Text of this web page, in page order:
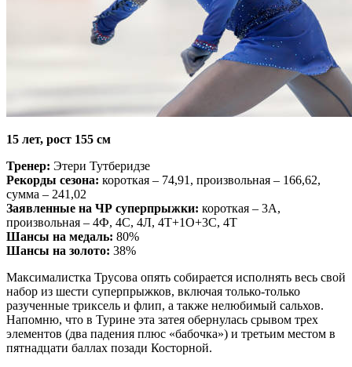
15 лет, рост 155 см
Тренер: Этери Тутберидзе
Рекорды сезона: короткая – 74,91, произвольная – 166,62,
сумма – 241,02
Заявленные на ЧР суперпрыжки: короткая – 3А,
произвольная – 4Ф, 4С, 4Л, 4Т+1О+3С, 4Т
Шансы на медаль: 80%
Шансы на золото: 38%
Максималистка Трусова опять собирается исполнять весь свой
набор из шести суперпрыжков, включая только-только
разученные триксель и флип, а также нелюбимый сальхов.
Напомню, что в Турине эта затея обернулась срывом трех
элементов (два падения плюс «бабочка») и третьим местом в
пятнадцати баллах позади Косторной.